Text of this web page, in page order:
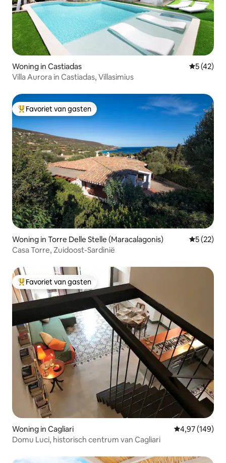
Woning in Castiadas
5 (42)
Villa Aurora in Castiadas, Villasimius
Topfavoriet van gasten
Favoriet van gasten
Woning in Torre Delle Stelle (Maracalagonis)
5 (22)
Casa Torre, Zuidoost-Sardinië
Topfavoriet van gasten
Favoriet van gasten
Woning in Cagliari Gemiddelde
4,97 (149)
Domu Luci, historisch centrum van Cagliari